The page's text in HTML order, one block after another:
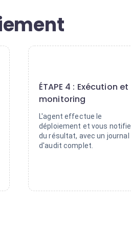
ÉTAPE 4 : Exécution et
monitoring
L'agent effectue le
déploiement et vous notifie
du résultat, avec un journal
d'audit complet.